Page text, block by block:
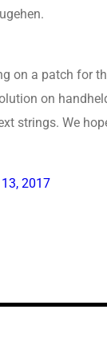
on a patch for
on
strings. We
2017